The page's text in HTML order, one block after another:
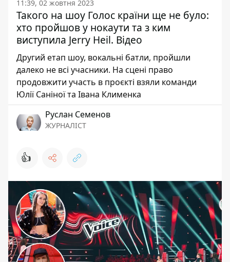
11:39, 02 жовтня 2023
Такого на шоу Голос країни ще не було:
хто пройшов у нокаути та з ким
виступила Jerry Heil. Відео
Другий етап шоу, вокальні батли, пройшли
далеко не всі учасники. На сцені право
продовжити участь в проєкті взяли команди
Юлії Саніної та Івана Клименка
Руслан Семенов
ЖУРНАЛІСТ
👍